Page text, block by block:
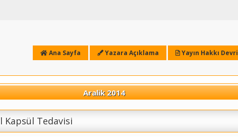
Ana Sayfa Yazara Açıklama Yayın Hakkı Devri
Aralik 2014
Kapsül Tedavisi